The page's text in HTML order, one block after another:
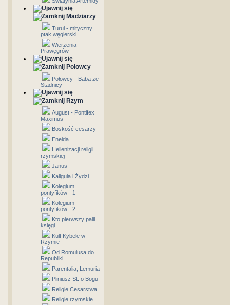
Madziarzy
Turul - mityczny
ptak węgierski
Wierzenia
Prawęgrów
Połowcy
Połowcy - Baba ze
Stadnicy
Rzym
August - Pontifex
Maximus
Boskość cesarzy
Eneida
Hellenizacji religii
rzymskiej
Janus
Kaligula i Żydzi
Kolegium
pontyfików - 1
Kolegium
pontyfików - 2
Kto pierwszy palił
księgi
Kult Kybele w
Rzymie
Od Romulusa do
Republiki
Parentalia, Lemuria
Pliniusz St. o Bogu
Religie Cesarstwa
Religie rzymskie